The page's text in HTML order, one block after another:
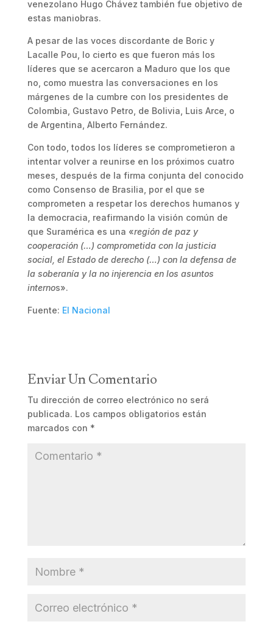
venezolano Hugo Chávez también fue objetivo de
estas maniobras.
A pesar de las voces discordante de Boric y
Lacalle Pou, lo cierto es que fueron más los
líderes que se acercaron a Maduro que los que
no, como muestra las conversaciones en los
márgenes de la cumbre con los presidentes de
Colombia, Gustavo Petro, de Bolivia, Luis Arce, o
de Argentina, Alberto Fernández.
Con todo, todos los líderes se comprometieron a
intentar volver a reunirse en los próximos cuatro
meses, después de la firma conjunta del conocido
como Consenso de Brasilia, por el que se
comprometen a respetar los derechos humanos y
la democracia, reafirmando la visión común de
que Suramérica es una «región de paz y
cooperación (…) comprometida con la justicia
social, el Estado de derecho (…) con la defensa de
la soberanía y la no injerencia en los asuntos
internos».
Fuente: El Nacional
Enviar Un Comentario
Tu dirección de correo electrónico no será
publicada. Los campos obligatorios están
marcados con *